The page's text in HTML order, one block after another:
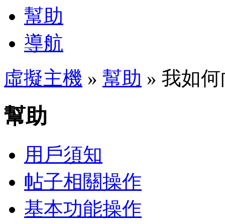
幫助
導航
虛擬主機 » 幫助 » 我如
幫助
用戶須知
帖子相關操作
基本功能操作